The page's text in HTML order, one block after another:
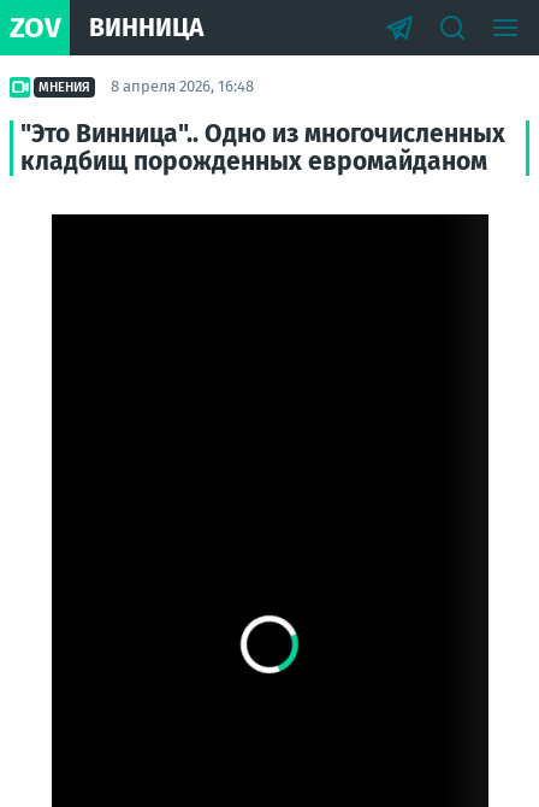
ZOV ВИННИЦА
МНЕНИЯ 8 апреля 2026, 16:48
"Это Винница".. Одно из многочисленных
кладбищ порожденных евромайданом